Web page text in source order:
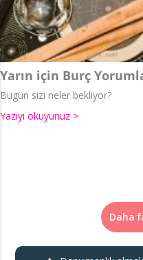
Yarın için Burç
Bugün sizi neler bekliyor?
Yazıyı okuyunuz >
Daha